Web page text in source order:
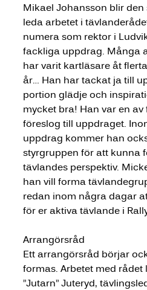
Mikael Johansson blir
leda arbetet i
numera som rektor i
fackliga uppdrag. Många
har varit kartläsare åt
år… Han har tackat ja till
portion glädje och
mycket bra! Han var en
föreslog till uppdraget.
uppdrag kommer han
styrgruppen för att kunna
tävlandes perspektiv.
han vill forma
redan inom några dagar
för er aktiva tävlande i
Arrangörsråd
Ett arrangörsråd börjar
formas. Arbetet med rådet
”Jutarn” Juteryd,